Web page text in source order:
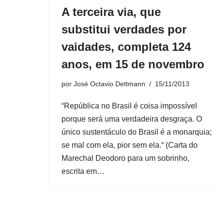
A terceira via, que
substitui verdades por
vaidades, completa 124
anos, em 15 de novembro
por José Octavio Dettmann 15/11/2013
“República no Brasil é coisa impossível
porque será uma verdadeira desgraça. O
único sustentáculo do Brasil é a monarquia;
se mal com ela, pior sem ela.“ (Carta do
Marechal Deodoro para um sobrinho,
escrita em…